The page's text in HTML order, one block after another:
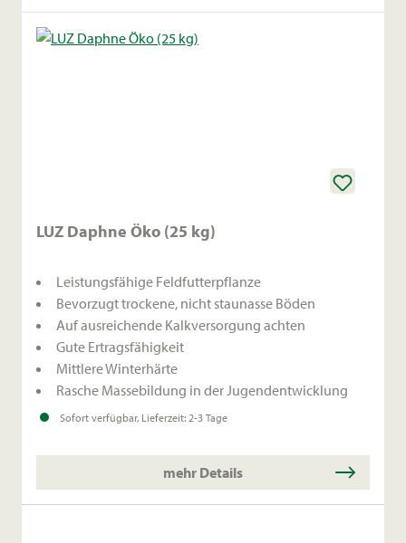
LUZ Daphne Öko (25 kg)
Leistungsfähige Feldfutterpflanze
Bevorzugt trockene, nicht staunasse Böden
Auf ausreichende Kalkversorgung achten
Gute Ertragsfähigkeit
Mittlere Winterhärte
Rasche Massebildung in der Jugendentwicklung
Sofort verfügbar, Lieferzeit: 2-3 Tage
mehr Details